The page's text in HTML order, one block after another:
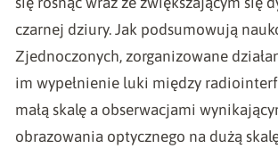
czarnej dziury. Jak podsumowują
Zjednoczonych, zorganizowane
im wypełnienie luki między
małą skalę a obserwacjami
obrazowania optycznego na dużą